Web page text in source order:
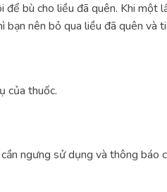
bù cho liều đã quên. Khi một
nên bỏ qua liều đã quên và
của thuốc.
ngưng sử dụng và thông